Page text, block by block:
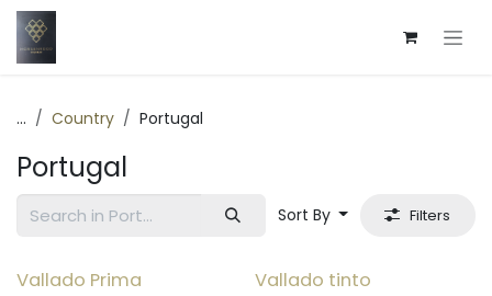
Skip to Content
... Country Portugal
Portugal
Sort By Filters
Vallado Prima Vallado tinto